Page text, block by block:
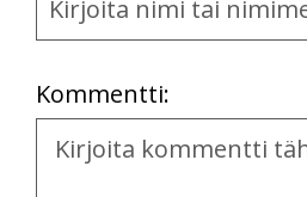
and
Kommentti:
Kommentti